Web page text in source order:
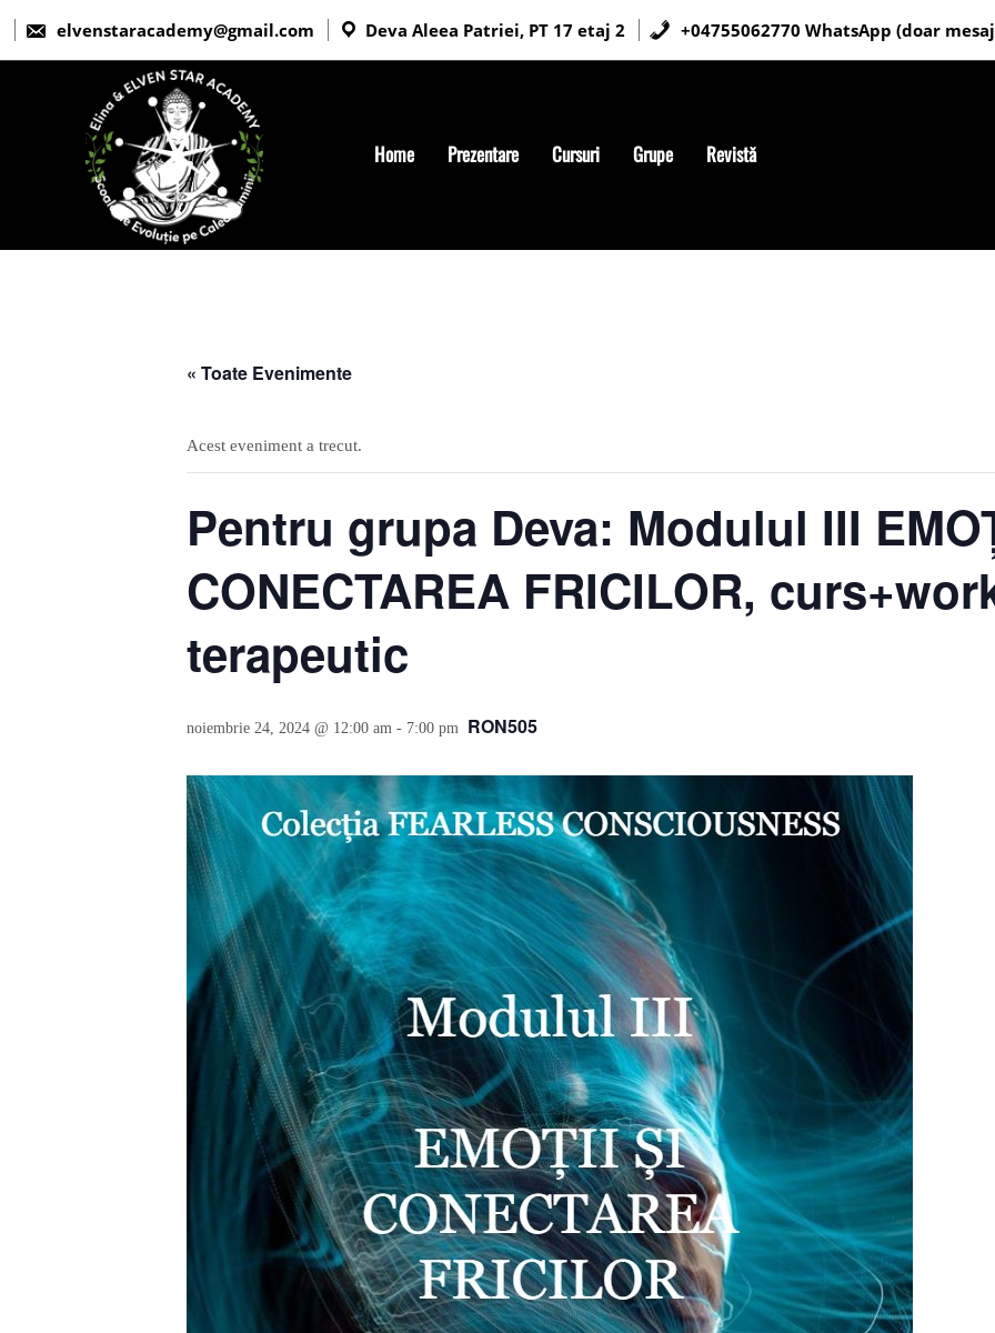
elvenstaracademy@gmail.com Deva Aleea Patriei, PT 17 etaj 2 +04755062770 WhatsApp (doar
Home Prezentare Cursuri Grupe Revistă
« Toate Evenimente
Acest eveniment a trecut.
Pentru grupa Deva: Modulul III
CONECTAREA FRICILOR,
terapeutic
noiembrie 24, 2024 @ 12:00 am - 7:00 pm RON505